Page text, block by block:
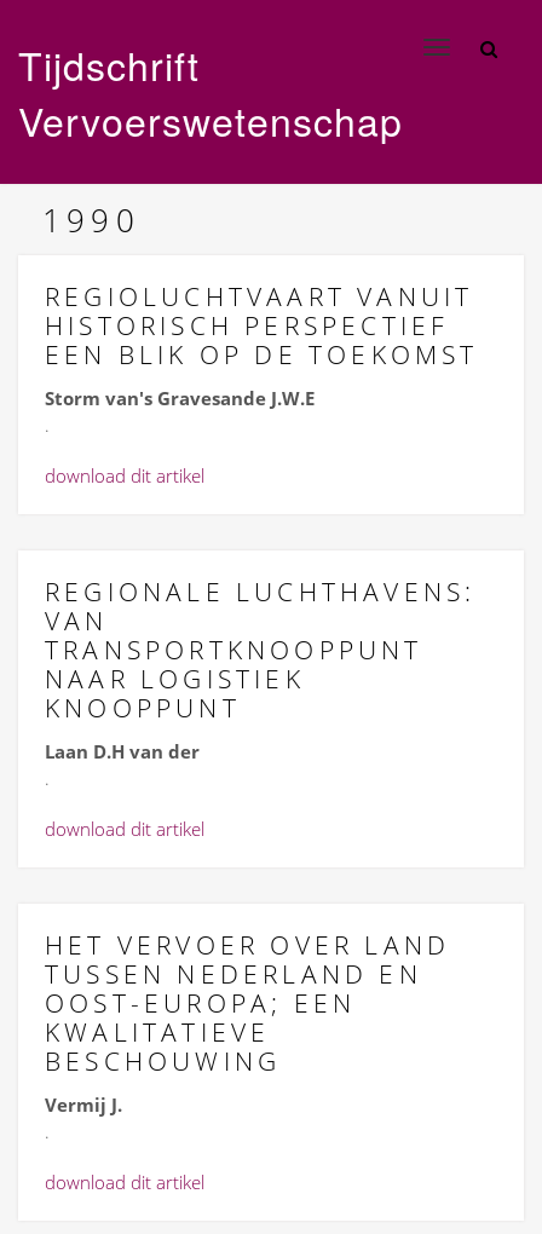
Toggle
Tijdschrift
Vervoerswetenschap
1990
REGIOLUCHTVAART VANUIT
HISTORISCH PERSPECTIEF
EEN BLIK OP DE TOEKOMST
Storm van's Gravesande J.W.E
.
download dit artikel
REGIONALE LUCHTHAVENS:
VAN
TRANSPORTKNOOPPUNT
NAAR LOGISTIEK
KNOOPPUNT
Laan D.H van der
.
download dit artikel
HET VERVOER OVER LAND
TUSSEN NEDERLAND EN
OOST-EUROPA; EEN
KWALITATIEVE
BESCHOUWING
Vermij J.
.
download dit artikel